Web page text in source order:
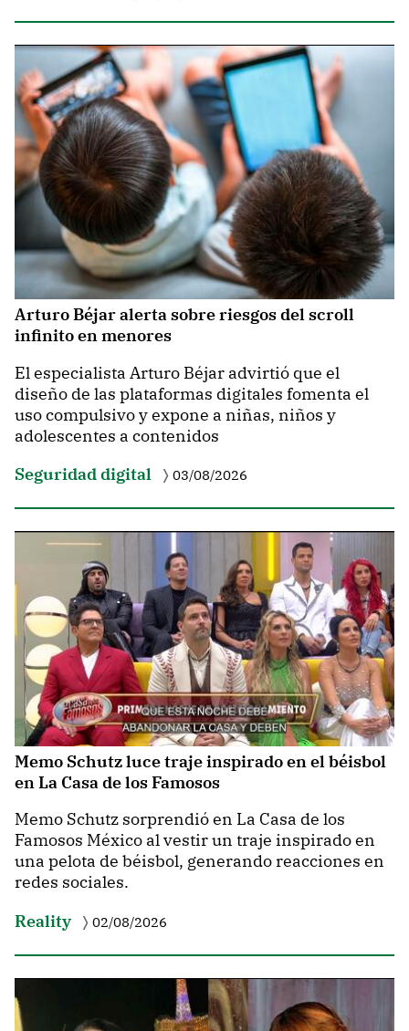
Arturo Béjar alerta sobre riesgos del scroll
infinito en menores
El especialista Arturo Béjar advirtió que el
diseño de las plataformas digitales fomenta el
uso compulsivo y expone a niñas, niños y
adolescentes a contenidos
Seguridad digital
03/08/2026
Memo Schutz luce traje inspirado en el béisbol
en La Casa de los Famosos
Memo Schutz sorprendió en La Casa de los
Famosos México al vestir un traje inspirado en
una pelota de béisbol, generando reacciones en
redes sociales.
Reality
02/08/2026